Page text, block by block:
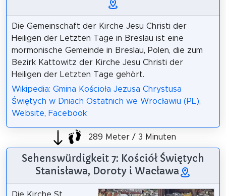
Die Gemeinschaft der Kirche Jesu Christi der
Heiligen der Letzten Tage in Breslau ist eine
mormonische Gemeinde in Breslau, Polen, die zum
Bezirk Kattowitz der Kirche Jesu Christi der
Heiligen der Letzten Tage gehört.
Wikipedia: Gmina Kościoła Jezusa Chrystusa
Świętych w Dniach Ostatnich we Wrocławiu (PL),
Website, Facebook
289 Meter / 3 Minuten
Sehenswürdigkeit 7: Kościół Świętych
Stanisława, Doroty i Wacława